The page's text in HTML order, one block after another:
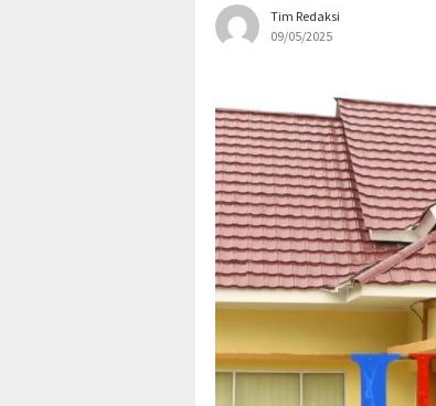
Tim Redaksi
09/05/2025